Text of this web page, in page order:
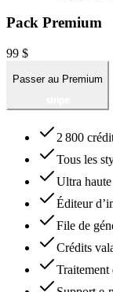
Pack Premium
99 $
Passer au Premium
2 800
Tous les
Ultra
Éditeur
File de
Crédits
Traitement